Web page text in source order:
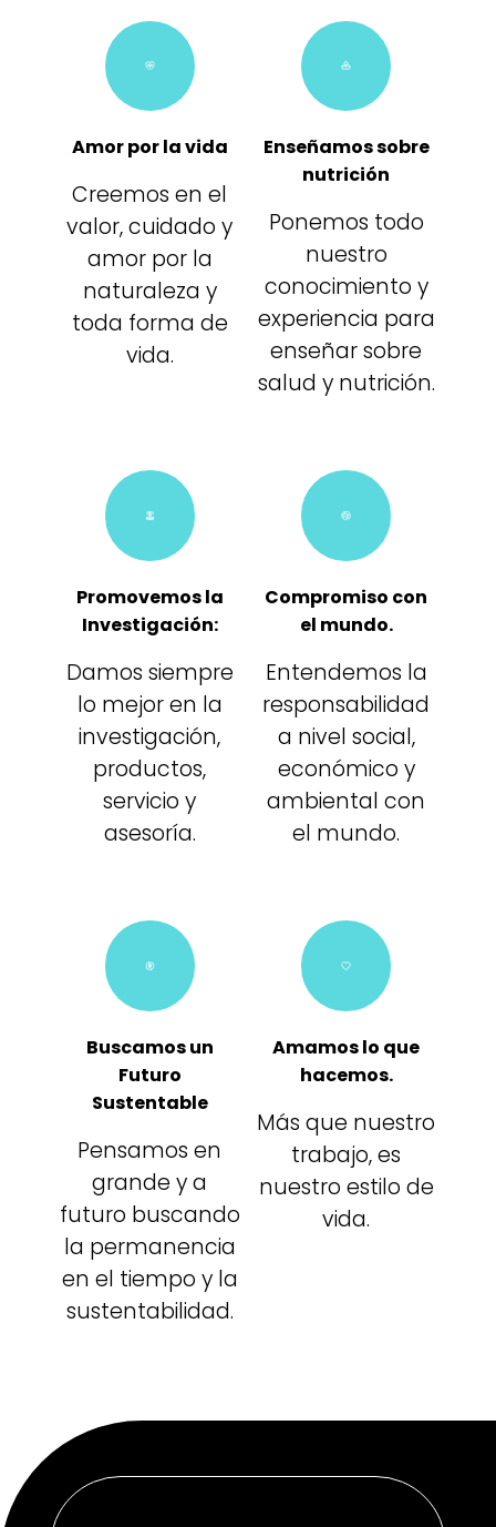
Amor por la vida
Creemos en el
valor, cuidado y
amor por la
naturaleza y
toda forma de
vida.
Enseñamos sobre
nutrición
Ponemos todo
nuestro
conocimiento y
experiencia para
enseñar sobre
salud y nutrición.
Promovemos la
Investigación:
Damos siempre
lo mejor en la
investigación,
productos,
servicio y
asesoría.
Compromiso con
el mundo.
Entendemos la
responsabilidad
a nivel social,
económico y
ambiental con
el mundo.
Buscamos un
Futuro
Sustentable
Pensamos en
grande y a
futuro buscando
la permanencia
en el tiempo y la
sustentabilidad.
Amamos lo que
hacemos.
Más que nuestro
trabajo, es
nuestro estilo de
vida.